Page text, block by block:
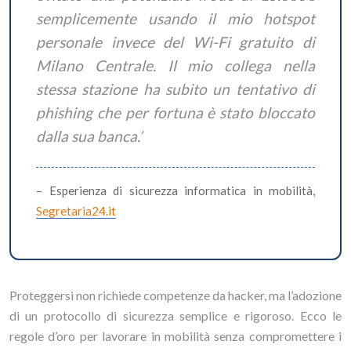
semplicemente usando il mio hotspot
personale invece del Wi-Fi gratuito di
Milano Centrale. Il mio collega nella
stessa stazione ha subito un tentativo di
phishing che per fortuna è stato bloccato
dalla sua banca.’
– Esperienza di sicurezza informatica in mobilità,
Segretaria24.it
Proteggersi non richiede competenze da hacker, ma l’adozione
di un protocollo di sicurezza semplice e rigoroso. Ecco le
regole d’oro per lavorare in mobilità senza compromettere i